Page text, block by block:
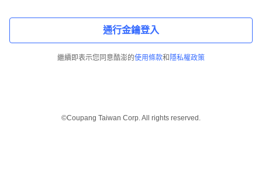
通行金鑰登入
繼續即表示您同意酷澎的使用條款和 隱私權政策
©Coupang Taiwan Corp. All rights reserved.